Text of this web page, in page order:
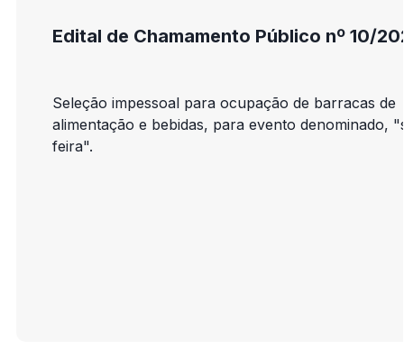
Edital de Chamamento Público nº 10/
Seleção impessoal para ocupação de barracas de
alimentação e bebidas, para evento denominado,
feira".